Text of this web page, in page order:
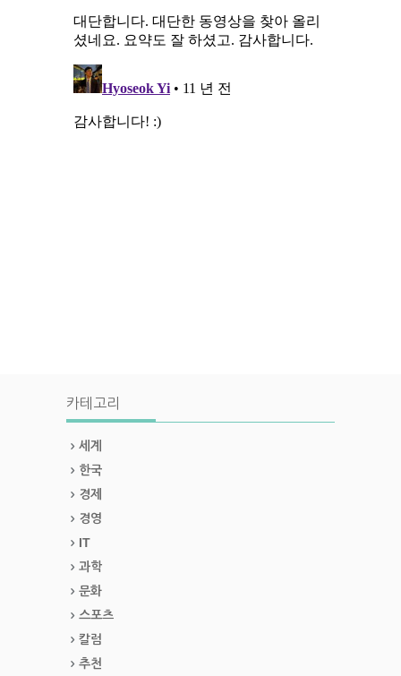
카테고리
세계
한국
경제
경영
IT
과학
문화
스포츠
칼럼
추천